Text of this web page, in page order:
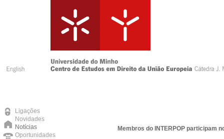
Ligações
Novidades
Notícias
Oportunidades
Membros do INTERPOP participam